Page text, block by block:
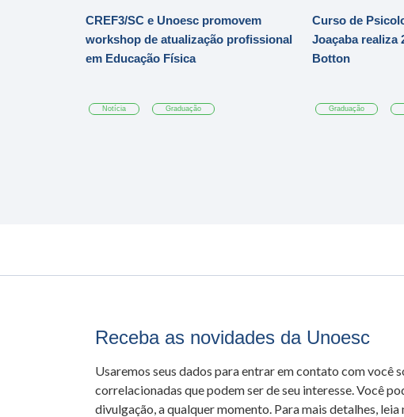
CREF3/SC e Unoesc promovem
workshop de atualização profissional
em Educação Física
Notícia Graduação
Curso de
Joaçaba realiza
Botton
Graduação
Receba as novidades da Unoesc
Usaremos seus dados para entrar em contato com você
correlacionadas que podem ser de seu interesse. Você
divulgação, a qualquer momento. Para mais detalhes, leia